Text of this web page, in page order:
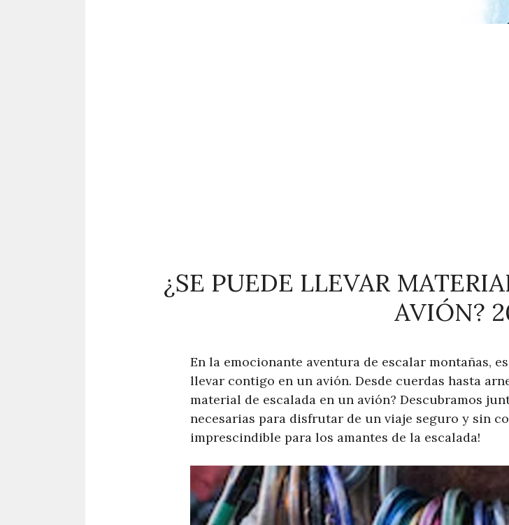
¿SE PUEDE LLEVAR
AVIÓN?
En la emocionante aventura de escalar montañas,
llevar contigo en un avión. Desde cuerdas hasta
material de escalada en un avión? Descubramos
necesarias para disfrutar de un viaje seguro y sin
imprescindible para los amantes de la escalada!